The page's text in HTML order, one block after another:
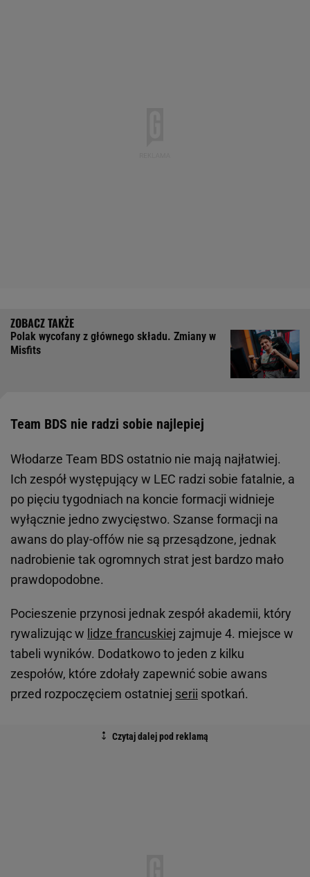
Polak wycofany z głównego składu. Zmiany w
Misfits
Team BDS nie radzi sobie najlepiej
Włodarze Team BDS ostatnio nie mają najłatwiej.
Ich zespół występujący w LEC radzi sobie fatalnie, a
po pięciu tygodniach na koncie formacji widnieje
wyłącznie jedno zwycięstwo. Szanse formacji na
awans do play-offów nie są przesądzone, jednak
nadrobienie tak ogromnych strat jest bardzo mało
prawdopodobne.
Pocieszenie przynosi jednak zespół akademii, który
rywalizując w lidze francuskiej zajmuje 4. miejsce w
tabeli wyników. Dodatkowo to jeden z kilku
zespołów, które zdołały zapewnić sobie awans
przed rozpoczęciem ostatniej serii spotkań.